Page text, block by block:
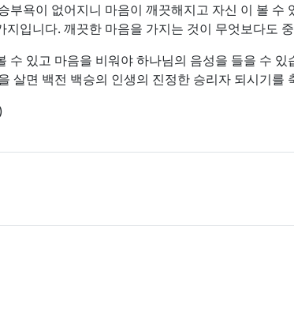
부욕이 없어지니 마음이 깨끗해지고 자신 이 볼
입니다. 깨끗한 마음을 가지는 것이 무엇보다도
수 있고 마음을 비워야 하나님의 음성을 들을 수
살면 백전 백승의 인생의 진정한 승리자 되시기를